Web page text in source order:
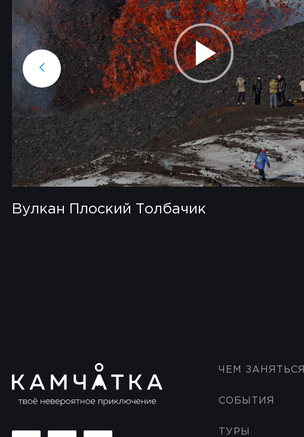
Вулкан Плоский Толбачик
ЧЕМ ЗАНЯТЬСЯ
СОБЫТИЯ
ТУРЫ